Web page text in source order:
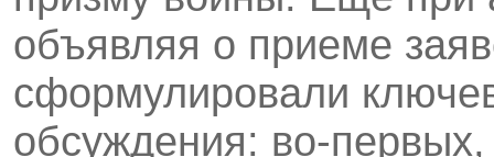
объявляя о приеме
сформулировали
обсуждения: во-первых,